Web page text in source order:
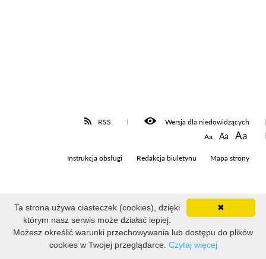
Wersja dla niedowidzących
RSS
Aa Aa Aa
Instrukcja obsługi Redakcja biuletynu Mapa strony
Liczba odsłon: 3523137
Ostatnia aktualizacja Biuletynu: 2026-08-05 12:54:48
Projekt i realizacja: WOKISS
✖
Ta strona używa ciasteczek (cookies), dzięki
którym nasz serwis może działać lepiej.
Możesz określić warunki przechowywania lub dostępu do plików
cookies w Twojej przeglądarce. Czytaj więcej